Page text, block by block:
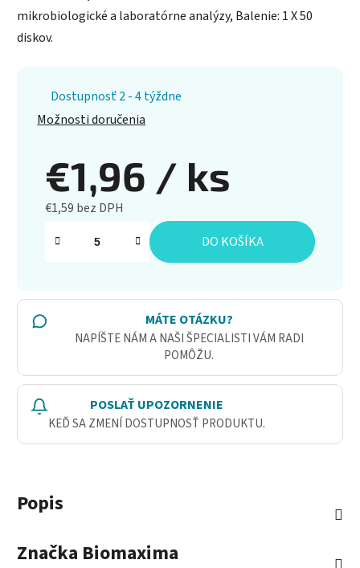
mikrobiologické a laboratórne analýzy, Balenie: 1 X 50
diskov.
Dostupnosť 2 - 4 týždne
Možnosti doručenia
€1,96 / ks
€1,59 bez DPH
Jednotková cena:
DO KOŠÍKA
MÁTE OTÁZKU?
NAPÍŠTE NÁM A NAŠI ŠPECIALISTI VÁM RADI
POMÔŽU.
POSLAŤ UPOZORNENIE
KEĎ SA ZMENÍ DOSTUPNOSŤ PRODUKTU.
Popis
Značka Biomaxima